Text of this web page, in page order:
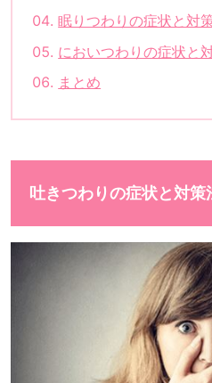
眠りつわりの症状と対
においつわりの症状と
まとめ
吐きつわりの症状と対策